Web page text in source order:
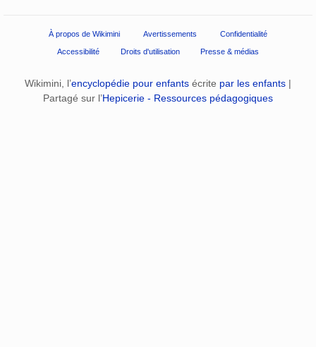
À propos de Wikimini Avertissements Confidentialité
Accessibilité Droits d'utilisation Presse & médias
Wikimini, l’encyclopédie pour enfants écrite par les enfants |
Partagé sur l’Hepicerie - Ressources pédagogiques